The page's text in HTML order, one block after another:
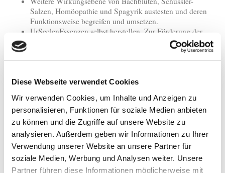
Diese Webseite verwendet Cookies
Wir verwenden Cookies, um Inhalte und Anzeigen zu
personalisieren, Funktionen für soziale Medien anbieten
zu können und die Zugriffe auf unsere Website zu
analysieren. Außerdem geben wir Informationen zu Ihrer
Verwendung unserer Website an unsere Partner für
soziale Medien, Werbung und Analysen weiter. Unsere
Partner führen diese Informationen möglicherweise mit
Salzen, Homöopathie und Spagyrik austesten und deren
Funktionsweise begreifen und umsetzen.
UrSeelenEssenzen selbst herstellen. Zur Förderung der
Entwicklung und Entfaltung von Beziehungen,
Blut- und Lymphsystem.
Reflexzonen Hände und Füße.
Zähne, Wirbelsäule und Organe.
PH-Wert und Entsäuerung des Körpers.
Die zwei Gehirn-Hemisphären in Bezug zu unserem
Körper.
Toxische Leicht- und Schwermetalle.
Strahlenbelastungen, Umweltgifte, Allergene, Pestizide
und Co.